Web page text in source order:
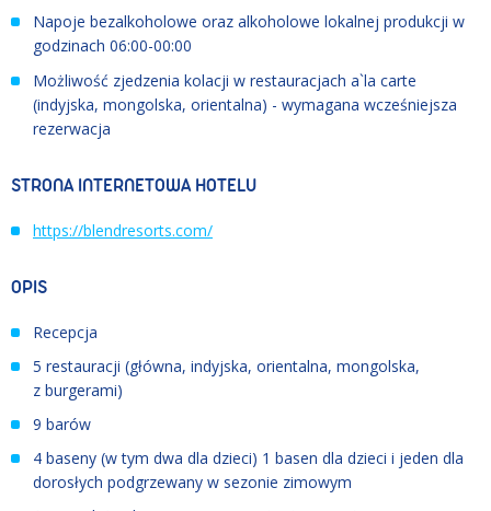
Napoje bezalkoholowe oraz alkoholowe lokalnej produkcji w
godzinach 06:00-00:00
Możliwość zjedzenia kolacji w restauracjach a`la carte
(indyjska, mongolska, orientalna) - wymagana wcześniejsza
rezerwacja
STRONA INTERNETOWA HOTELU
https://blendresorts.com/
OPIS
Recepcja
5 restauracji (główna, indyjska, orientalna, mongolska,
z burgerami)
9 barów
4 baseny (w tym dwa dla dzieci) 1 basen dla dzieci i jeden dla
dorosłych podgrzewany w sezonie zimowym